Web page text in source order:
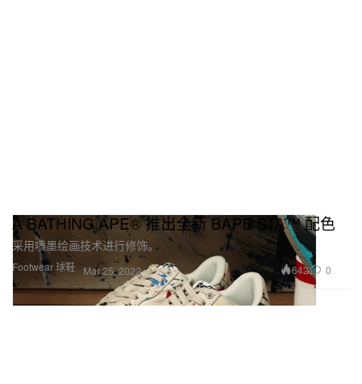
Footwear 球鞋
A BATHING APE® 推出全新 BAPE STA™ 配色
采用喷墨绘画技术进行修饰。
Mar 25, 2022 642 0